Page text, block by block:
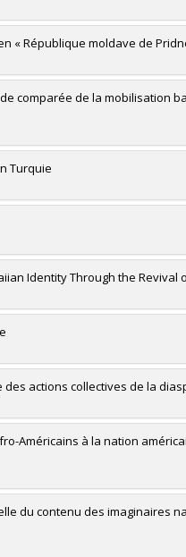
« République moldave de
comparée de la mobilisation
Turquie
Identity Through the Revival
actions collectives de la
Américains à la nation
du contenu des imaginaires